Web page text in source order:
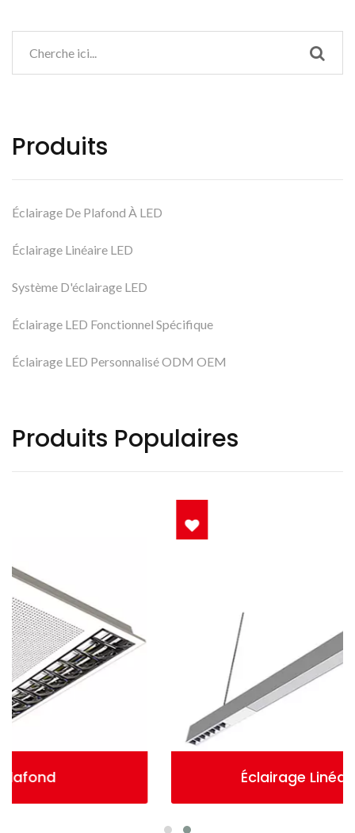
Produits
Éclairage De Plafond À LED
Éclairage Linéaire LED
Système D'éclairage LED
Éclairage LED Fonctionnel Spécifique
Éclairage LED Personnalisé ODM OEM
Produits Populaires
Éclairage Linéaire En Bande